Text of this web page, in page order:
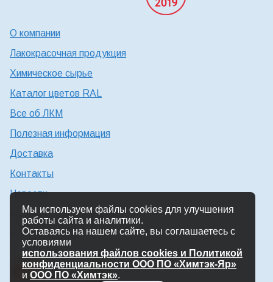
О компании
Лакокрасочная продукция
Химическое сырье
Каталог цветов RAL
Все об ЛКМ
Полезная информация
Доставка
Контакты
Новости
Консультация технолога
Работа в Химтэк
Мы используем файлы cookies для улучшения
работы сайта и аналитики.
Оставаясь на нашем сайте, вы соглашаетесь с
условиями
использования файлов cookies и Политикой
конфиденциальности ООО ПО «Химтэк-Яр»
и ООО ПО «Химтэк».